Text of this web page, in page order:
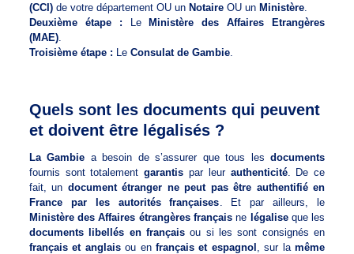
(CCI)de votre département OU un Notaire OU un Ministère.
Deuxième étape : Le
Ministère des Affaires Etrangères
(MAE).
Troisième étape : Le Consulat de Gambie.
Quels sont les documents qui peuvent
et doivent être légalisés ?
La Gambie a besoin de s’assurer que tous lesdocuments
fournis sont totalementgarantis par leur authenticité. De ce
fait, un document étranger ne peut pas être authentifié en
France par les autorités françaises . Et par ailleurs, le
Ministère des Affaires étrangères français ne légaliseque les
documents libellés en françaisou si les sont consignés en
français et anglaisou en français et espagnol , sur lamême